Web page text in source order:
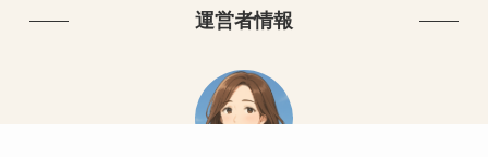
運営者情報